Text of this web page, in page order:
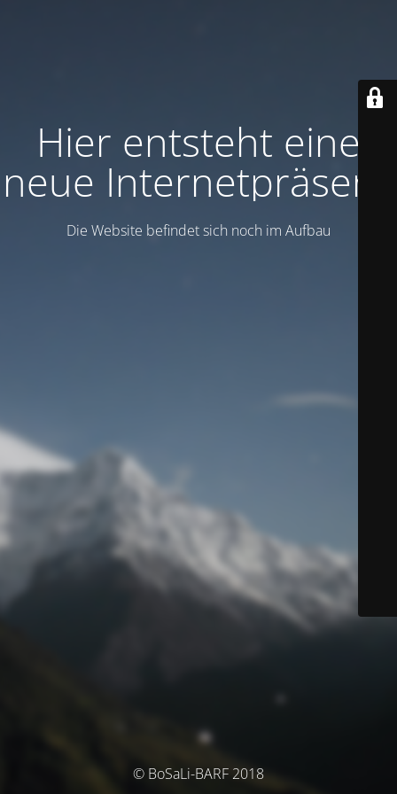
Hier entsteht eine
neue Internetpräsenz
Die Website befindet sich noch im Aufbau
© BoSaLi-BARF 2018